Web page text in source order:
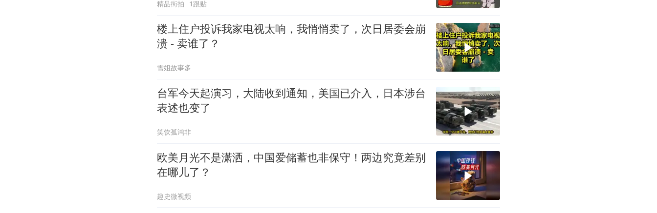
精品街拍 1跟贴
楼上住户投诉我家电视太响，我悄悄卖了，次日居委会崩
溃 - 卖谁了？
雪姐故事多
台军今天起演习，大陆收到通知，美国已介入，日本涉台
表述也变了
笑饮孤鸿非
欧美月光不是潇洒，中国爱储蓄也非保守！两边究竟差别
在哪儿了？
趣史微视频